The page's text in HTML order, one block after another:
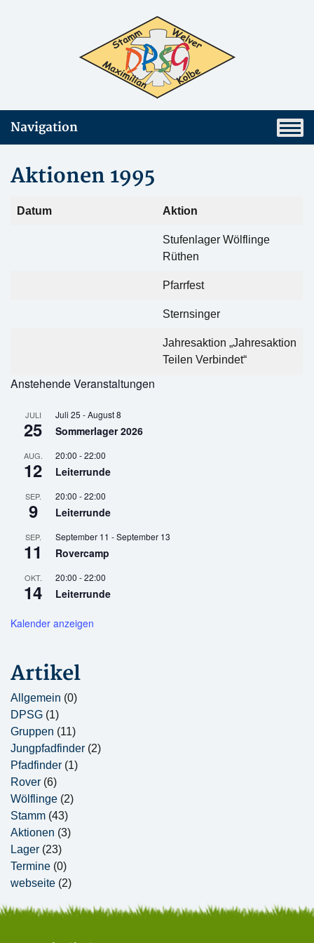
Navigation
Aktionen 1995
Datum Aktion
Stufenlager Wölflinge
Rüthen
Pfarrfest
Sternsinger
Jahresaktion „Jahresaktion
Teilen Verbindet“
Anstehende Veranstaltungen
JULI
25
Juli 25 -August 8
Sommerlager 2026
AUG.
12
20:00 -22:00
Leiterrunde
SEP.
9
20:00 -22:00
Leiterrunde
SEP.
11
September 11 -September 13
Rovercamp
OKT.
14
20:00 -22:00
Leiterrunde
Kalender anzeigen
Artikel
Allgemein (0)
DPSG (1)
Gruppen (11)
Jungpfadfinder (2)
Pfadfinder (1)
Rover (6)
Wölflinge (2)
Stamm (43)
Aktionen (3)
Lager (23)
Termine (0)
webseite (2)